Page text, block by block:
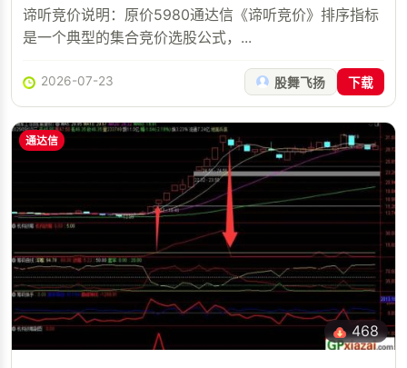
谛听竞价说明：原价5980通达信《谛听竞价》排序指标
是一个典型的集合竞价选股公式，...
2026-07-23 股舞飞扬 下载
通达信
468